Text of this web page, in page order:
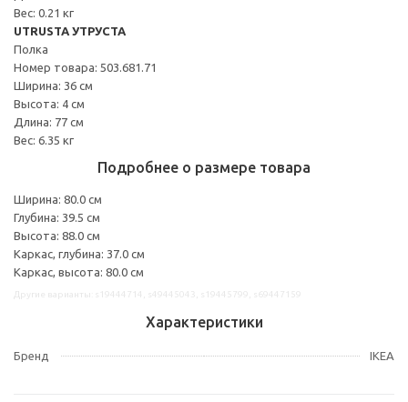
Вес: 0.21 кг
UTRUSTA УТРУСТА
Полка
Номер товара: 503.681.71
Ширина: 36 см
Высота: 4 см
Длина: 77 см
Вес: 6.35 кг
Подробнее о размере товара
Ширина: 80.0 см
Глубина: 39.5 см
Высота: 88.0 см
Каркас, глубина: 37.0 см
Каркас, высота: 80.0 см
Характеристики
Бренд IKEA